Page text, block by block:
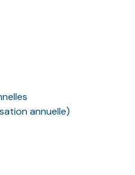
annuelle)